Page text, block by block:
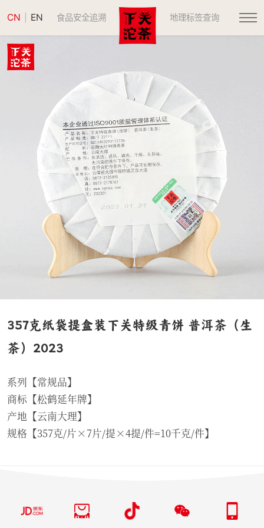
CN EN 食品安全追溯 地理标签查询
357克纸袋提盒装下关特级青饼 普洱茶（生
茶）2023
系列【常规品】
商标【松鹤延年牌】
产地【云南大理】
规格【357克/片×7片/提×4提/件=10千克/件】